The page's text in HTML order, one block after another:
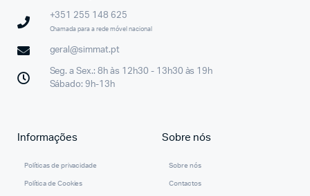
+351 255 148 625
Chamada para a rede móvel nacional
geral@simmat.pt
Seg. a Sex.: 8h às 12h30 - 13h30 às 19h
Sábado: 9h-13h
Informações
Políticas de privacidade
Política de Cookies
Sobre nós
Sobre nós
Contactos